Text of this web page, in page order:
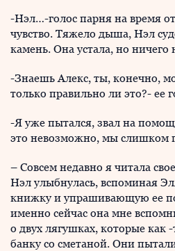
-Нэл…-голос парня на время
чувство. Тяжело дыша, Нэл
камень. Она устала, но ничего
-Знаешь Алекс, ты, конечно,
только правильно ли это?- ее
-Я уже пытался, звал на
это невозможно, мы слишком
– Совсем недавно я читала
Нэл улыбнулась, вспоминая
книжку и упрашивающую ее
именно сейчас она мне
о двух лягушках, которые как
банку со сметаной. Они